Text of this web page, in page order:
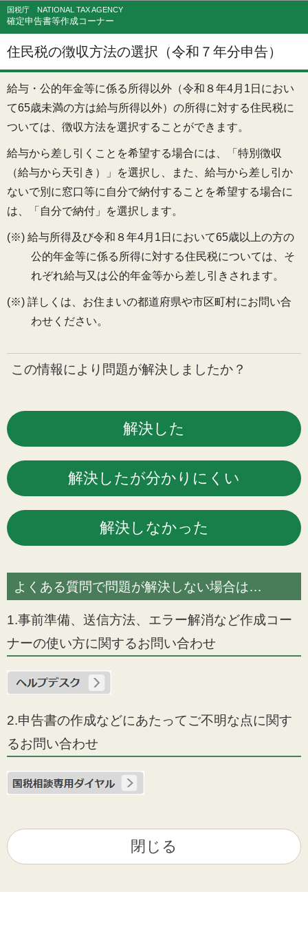
このページの本文へ移動
国税庁 NATIONAL TAX AGENCY
確定申告書等作成コーナー
住民税の徴収方法の選択（令和７年分申告）
給与・公的年金等に係る所得以外（令和８年4月1日におい
て65歳未満の方は給与所得以外）の所得に対する住民税に
ついては、徴収方法を選択することができます。
給与から差し引くことを希望する場合には、「特別徴収
（給与から天引き）」を選択し、また、給与から差し引か
ないで別に窓口等に自分で納付することを希望する場合に
は、「自分で納付」を選択します。
(※) 給与所得及び令和８年4月1日において65歳以上の方の
公的年金等に係る所得に対する住民税については、そ
れぞれ給与又は公的年金等から差し引きされます。
(※) 詳しくは、お住まいの都道府県や市区町村にお問い合
わせください。
この情報により問題が解決しましたか？
よくある質問で問題が解決しない場合は…
1.事前準備、送信方法、エラー解消など作成コー
ナーの使い方に関するお問い合わせ
2.申告書の作成などにあたってご不明な点に関す
るお問い合わせ
閉じる